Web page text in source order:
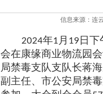
信息来源：连
2024年1月 19 日 下
会在康缘商业物流园
局禁毒支队支队长蒋
副主任、市公安局禁